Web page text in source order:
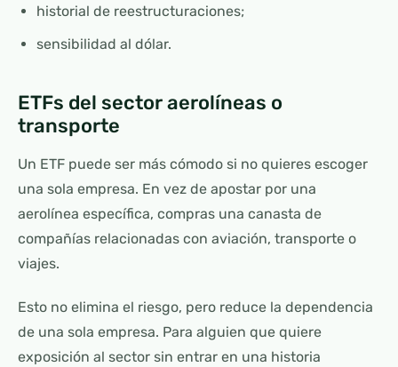
historial de reestructuraciones;
sensibilidad al dólar.
ETFs del sector aerolíneas o
transporte
Un ETF puede ser más cómodo si no quieres escoger
una sola empresa. En vez de apostar por una
aerolínea específica, compras una canasta de
compañías relacionadas con aviación, transporte o
viajes.
Esto no elimina el riesgo, pero reduce la dependencia
de una sola empresa. Para alguien que quiere
exposición al sector sin entrar en una historia